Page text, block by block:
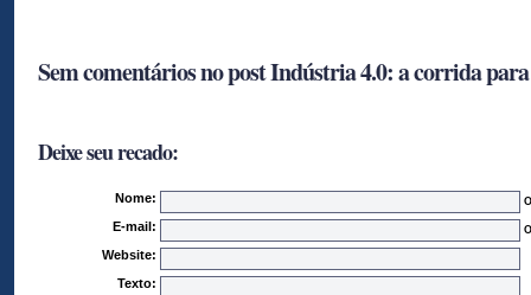
Sem comentários no post Indústria 4.0: a corrida
Deixe seu recado:
Nome:
E-mail:
Website:
Texto: